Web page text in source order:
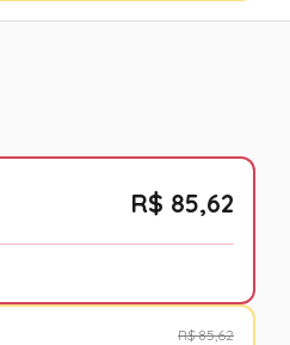
R$ 85,62
R$ 85,62